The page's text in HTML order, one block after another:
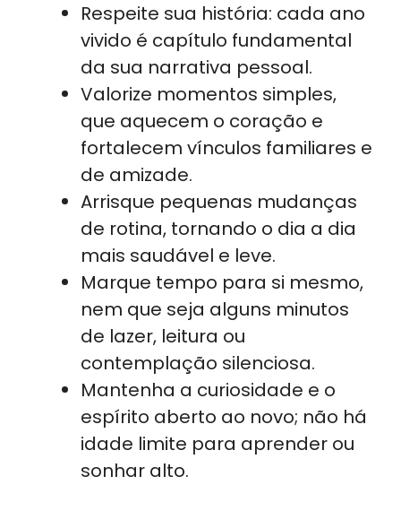
Respeite sua história: cada ano
vivido é capítulo fundamental
da sua narrativa pessoal.
Valorize momentos simples,
que aquecem o coração e
fortalecem vínculos familiares e
de amizade.
Arrisque pequenas mudanças
de rotina, tornando o dia a dia
mais saudável e leve.
Marque tempo para si mesmo,
nem que seja alguns minutos
de lazer, leitura ou
contemplação silenciosa.
Mantenha a curiosidade e o
espírito aberto ao novo; não há
idade limite para aprender ou
sonhar alto.